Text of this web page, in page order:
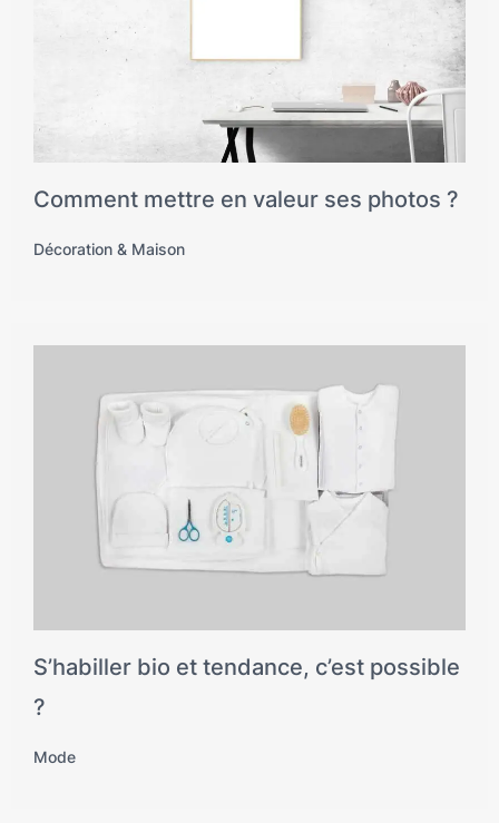
Comment mettre en valeur ses photos ?
Décoration & Maison
S’habiller bio et tendance, c’est possible
?
Mode